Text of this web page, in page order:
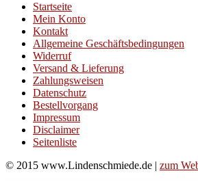
Startseite
Mein Konto
Kontakt
Allgemeine Geschäftsbedingungen
Widerruf
Versand & Lieferung
Zahlungsweisen
Datenschutz
Bestellvorgang
Impressum
Disclaimer
Seitenliste
© 2015 www.Lindenschmiede.de | zum